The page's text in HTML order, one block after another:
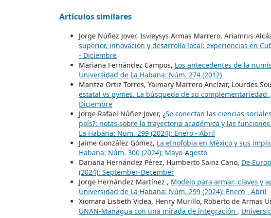
Artículos similares
Jorge Núñez Jover, Isvieysys Armas Marrero, Ariamnis
superior, innovación y desarrollo local: experiencias en
- Diciembre
Mariana Fernández Campos, Los antecedentes de la
Universidad de La Habana: Núm. 274 (2012)
Maritza Ortiz Torres, Yaimary Marrero Ancízar, Lourdes
estatal vs pymes. La búsqueda de su complementariedad ,
Diciembre
Jorge Rafael Núñez Jover, ¿Se conectan las ciencias
país?: notas sobre la trayectoria académica y las
La Habana: Núm. 299 (2024): Enero - Abril
Jaime González Gómez, La etnofobia en México y sus
Habana: Núm. 300 (2024): Mayo-Agosto
Dariana Hernández Pérez, Humberto Sainz Cano, De
(2024): September-December
Jorge Hernández Martínez , Modelo para armar: claves y
Universidad de La Habana: Núm. 299 (2024): Enero - Abril
Xiomara Lisbeth Videa, Henry Murillo, Roberto de Armas
UNAN-Managua con una mirada de integración ,